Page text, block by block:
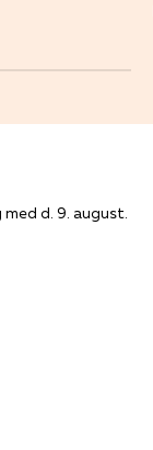
d. 9. august.